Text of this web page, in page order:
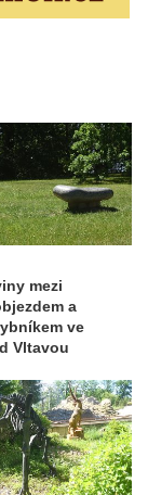
mezi
a
ve
Vltavou